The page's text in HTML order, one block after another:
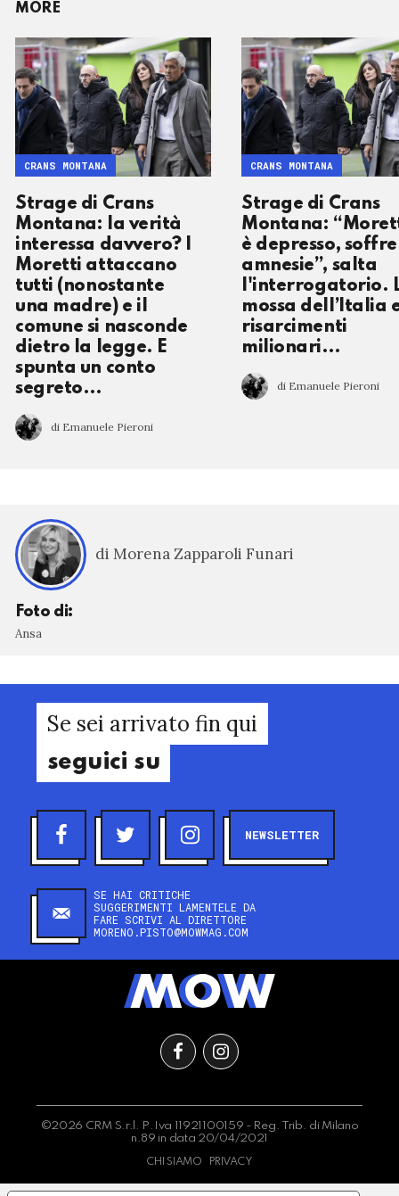
MORE
Strage di Crans
Montana: la verità
interessa davvero? I
Moretti attaccano
tutti (nonostante
una madre) e il
comune si nasconde
dietro la legge. E
spunta un conto
segreto…
di Emanuele Pieroni
CRANS MONTANA
Strage di Crans
Montana:
è depresso,
amnesie”, salta
l'interrogatorio.
mossa dell’Italia
risarcimenti
milionari…
di Emanuele Pieroni
CRANS MONTANA
di Morena Zapparoli Funari
Foto di:
Ansa
Se sei arrivato fin qui
seguici su
NEWSLETTER
SE HAI CRITICHE
SUGGERIMENTI LAMENTELE DA
FARE SCRIVI AL DIRETTORE
MORENO.PISTO@MOWMAG.COM
©2026 CRM S.r.l. P.Iva 11921100159 - Reg. Trib. di Milano
n.89 in data 20/04/2021
CHI SIAMO PRIVACY